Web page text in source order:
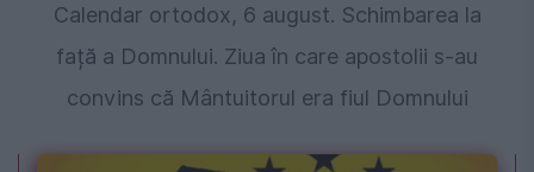
Calendar ortodox, 6 august. Schimbarea la
față a Domnului. Ziua în care apostolii s-au
convins că Mântuitorul era fiul Domnului